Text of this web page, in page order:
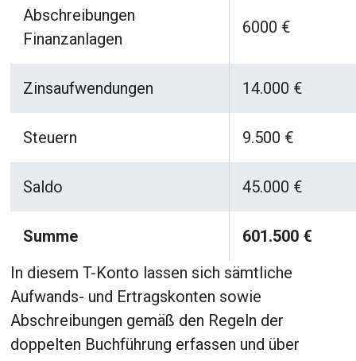
Abschreibungen
Finanzanlagen
6000 €
Zinsaufwendungen 14.000 €
Steuern 9.500 €
Saldo 45.000 €
Summe
601.500 €
In diesem T-Konto lassen sich sämtliche
Aufwands- und Ertragskonten sowie
Abschreibungen gemäß den Regeln der
doppelten Buchführung erfassen und über